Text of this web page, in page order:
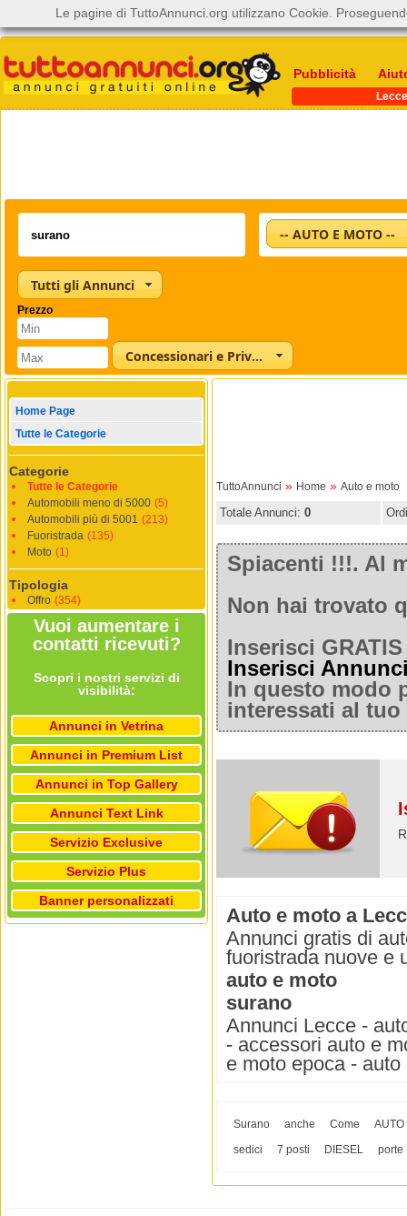
Pubblicità
Lecce
-- AUTO E MOTO --
Tutti gli Annunci
Prezzo
Concessionari e Privati
Home Page
Tutte le Categorie
Categorie
Tutte le Categorie
Automobili meno di 5000 (5)
Automobili più di 5001 (213)
Fuoristrada (135)
Moto (1)
Tipologia
Offro (354)
Vuoi aumentare i
contatti ricevuti?
Scopri i nostri servizi di
visibilità:
Annunci in Vetrina
Annunci in Premium List
Annunci in Top Gallery
Annunci Text Link
Servizio Exclusive
Servizio Plus
Banner personalizzati
TuttoAnnunci » Home » Auto e moto
Totale Annunci: 0
Spiacenti !!!. Al
Non hai trovato
Inserisci
Inserisci
In questo modo
interessati al
Auto e moto a
Annunci gratis di
fuoristrada nuove e
auto e moto
surano
Annunci Lecce -
- accessori auto e
e moto epoca -
Surano anche Come
AUTO
sedici
7 posti DIESEL porte
Le pagine di TuttoAnnunci.org utilizzano Cookie.